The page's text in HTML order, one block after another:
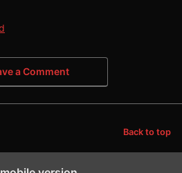
a Comment
Back to top